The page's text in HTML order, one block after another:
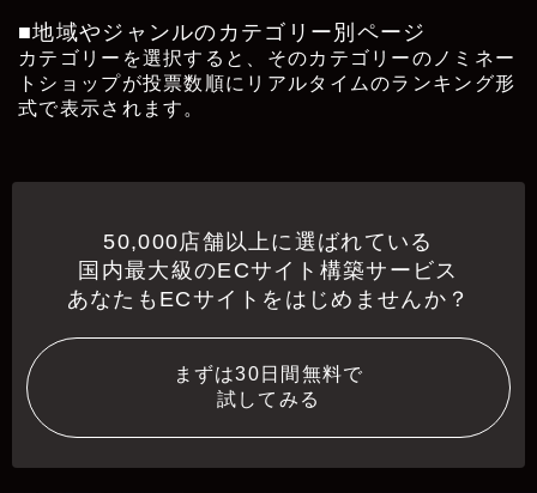
■地域やジャンルのカテゴリー別ページ
カテゴリーを選択すると、そのカテゴリーのノミネー
トショップが投票数順にリアルタイムのランキング形
式で表示されます。
50,000店舗以上に選ばれている
国内最大級のECサイト構築サービス
あなたもECサイトをはじめませんか？
まずは30日間無料で
試してみる